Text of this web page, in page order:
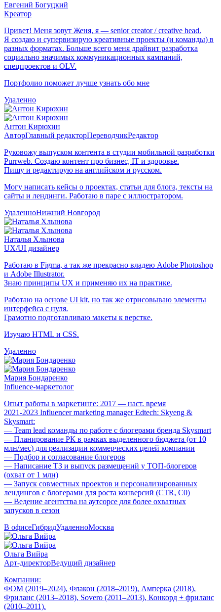
Евгений Богуцкий
Креатор
Привет! Меня зовут Женя, я — senior creator / creative head.
Я создаю и супервизирую креативные проекты (и команды) в
разных форматах. Больше всего меня драйвит разработка
социально значимых коммуникационных кампаний,
спецпроектов и OLV.
Портфолио поможет лучше узнать обо мне
Удаленно
Антон Кирюхин
АвторГлавный редакторПереводчикРедактор
Руковожу выпуском контента в студии мобильной разработки
Purrweb. Создаю контент про бизнес, IT и здоровье.
Пишу и редактирую на английском и русском.
Могу написать кейсы о проектах, статьи для блога, тексты на
сайты и лендинги. Работаю в паре с иллюстратором.
УдаленноНижний Новгород
Наталья Хлынова
UX/UI дизайнер
Работаю в Figma, а так же прекрасно владею Adobe Photoshop
и Adobe Illustrator.
Знаю принципы UX и применяю их на практике.
Работаю на основе UI kit, но так же отрисовываю элементы
интерфейса с нуля.
Грамотно подготавливаю макеты к верстке.
Изучаю HTML и CSS.
Удаленно
Мария Бондаренко
Influence-маркетолог
Опыт работы в маркетинге: 2017 — наст. время
2021-2023 Influencer marketing manager Edtech: Skyeng &
Skysmart:
— Team lead команды по работе с блогерами бренда Skysmart
— Планирование РК в рамках выделенного бюджета (от 10
млн/мес) для реализации коммерческих целей компании
— Подбор и согласование блогеров
— Написание ТЗ и выпуск размещений у ТОП-блогеров
(охват от 1 млн)
— Запуск совместных проектов и персонализированных
лендингов с блогерами для роста конверсий (CTR, C0)
— Ведение агентства на аутсорсе для более охватных
запусков в сезон
В офисеГибридУдаленноМосква
Ольга Вийра
Арт-директорВедущий дизайнер
Компании:
ФОМ (2019–2024), Флакон (2018–2019), Амперка (2018),
Фриланс (2013–2018), Sovero (2011–2013), Конкорд + фриланс
(2010–2011).